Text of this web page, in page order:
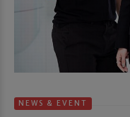
NEWS & EVENT